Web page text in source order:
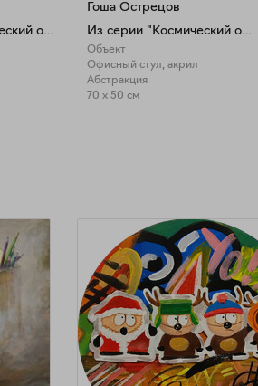
Из серии "Космический офис"
Гоша Острецов
Из серии "Космический офис"
Объект
Офисный стул, акрил
Абстракция
70 x 50 см